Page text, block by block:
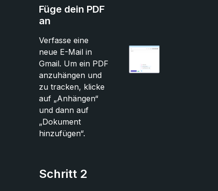
Füge dein PDF
an
Verfasse eine
neue E-Mail in
Gmail. Um ein PDF
anzuhängen und
zu tracken, klicke
auf „Anhängen“
und dann auf
„Dokument
hinzufügen“.
Schritt 2